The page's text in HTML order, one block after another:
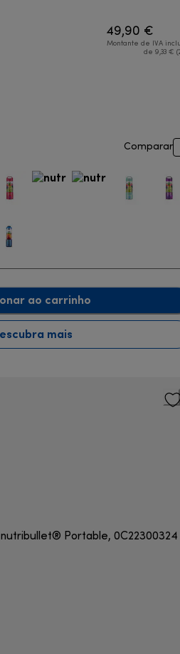
49,90 €
Montante de IVA
de 9,33 €
Comparar
ao carrinho
mais